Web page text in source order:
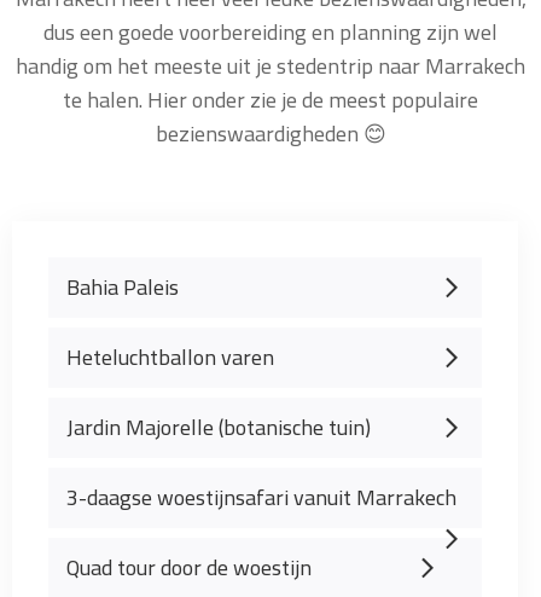
dus een goede voorbereiding en planning zijn wel
handig om het meeste uit je stedentrip naar Marrakech
te halen. Hier onder zie je de meest populaire
bezienswaardigheden 😊
Bahia Paleis
Heteluchtballon varen
Jardin Majorelle (botanische tuin)
3-daagse woestijnsafari vanuit Marrakech
Quad tour door de woestijn